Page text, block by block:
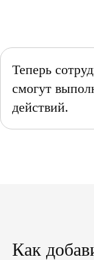
Теперь
смогут
действий.
Как